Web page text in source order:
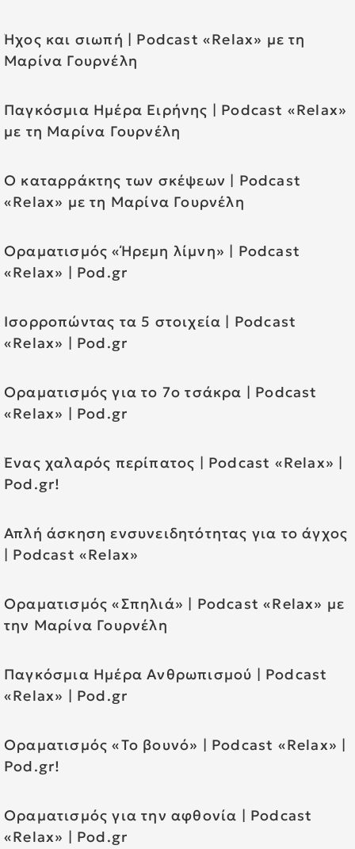
Ήχος και σιωπή | Podcast «Relax» με τη
Μαρίνα Γουρνέλη
Παγκόσμια Ημέρα Ειρήνης | Podcast «Relax»
με τη Μαρίνα Γουρνέλη
Ο καταρράκτης των σκέψεων | Podcast
«Relax» με τη Μαρίνα Γουρνέλη
Οραματισμός «Ήρεμη λίμνη» | Podcast
«Relax» | Pod.gr
Ισορρoπώντας τα 5 στοιχεία | Podcast
«Relax» | Pod.gr
Οραματισμός για το 7ο τσάκρα | Podcast
«Relax» | Pod.gr
Ένας χαλαρός περίπατος | Podcast «Relax» |
Pod.gr!
Απλή άσκηση ενσυνειδητότητας για το άγχος
| Podcast «Relax»
Οραματισμός «Σπηλιά» | Podcast «Relax» με
την Μαρίνα Γουρνέλη
Παγκόσμια Ημέρα Ανθρωπισμού | Podcast
«Relax» | Pod.gr
Οραματισμός «Το βουνό» | Podcast «Relax» |
Pod.gr!
Οραματισμός για την αφθονία | Podcast
«Relax» | Pod.gr